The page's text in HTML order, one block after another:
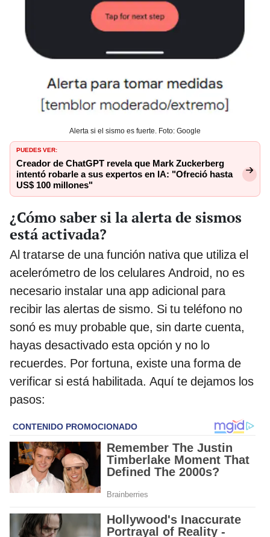
Alerta si el sismo es fuerte. Foto: Google
PUEDES VER:
Creador de ChatGPT revela que Mark Zuckerberg
intentó robarle a sus expertos en IA: "Ofreció hasta
US$ 100 millones"
¿Cómo saber si la alerta de sismos
está activada?
Al tratarse de una función nativa que utiliza el
acelerómetro de los celulares Android, no es
necesario instalar una app adicional para
recibir las alertas de sismo. Si tu teléfono no
sonó es muy probable que, sin darte cuenta,
hayas desactivado esta opción y no lo
recuerdes. Por fortuna, existe una forma de
verificar si está habilitada. Aquí te dejamos los
pasos: